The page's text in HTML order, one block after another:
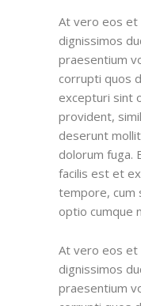
At vero eos et
dignissimos
praesentium
corrupti quos
excepturi sint
provident,
deserunt
dolorum fuga.
facilis est et
tempore, cum
optio cumque
At vero eos et
dignissimos
praesentium